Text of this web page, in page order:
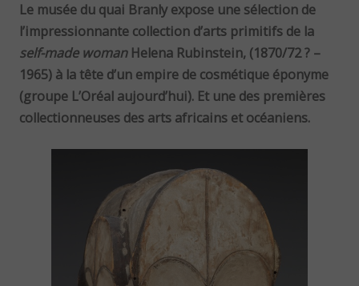
Le musée du quai Branly expose une sélection de
l’impressionnante collection d’arts primitifs de la
self-made womanHelena Rubinstein, (1870/72 ? –
1965) à la tête d’un empire de cosmétique éponyme
(groupe L’Oréal aujourd’hui). Et une des premières
collectionneuses des arts africains et océaniens.